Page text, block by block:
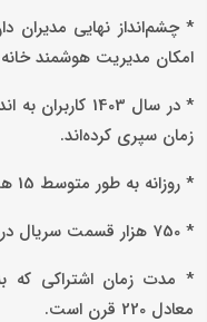
* چشم‌انداز نهایی مدیران
امکان مدیریت هوشمند
زمان سپری کرده‌اند.
* روزانه به طور متوسط 15 هزار جستجو در دان انجام می‌شود.
* 750 هزار قسمت سریال در دان طی سال 1403 به فروش رفته است.
معادل 220 قرن است.